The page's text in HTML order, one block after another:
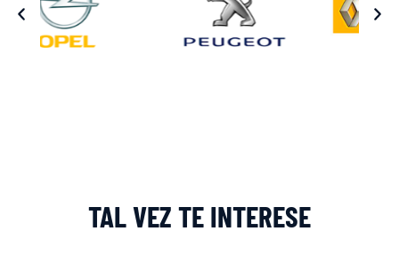
TAL VEZ TE INTERESE